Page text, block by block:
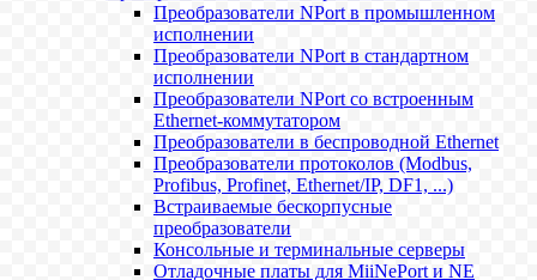
Преобразователи NPort в промышленном
исполнении
Преобразователи NPort в стандартном
исполнении
Преобразователи NPort со встроенным
Ethernet-коммутатором
Преобразователи в беспроводной Ethernet
Преобразователи протоколов (Modbus,
Profibus, Profinet, Ethernet/IP, DF1, ...)
Встраиваемые бескорпусные
преобразователи
Консольные и терминальные серверы
Отладочные платы для MiiNePort и NE